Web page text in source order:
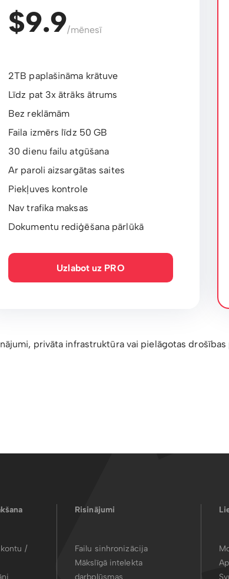
$9.9/mēnesī
2TB paplašināma krātuve
Līdz pat 3x ātrāks ātrums
Bez reklāmām
Faila izmērs līdz 50 GB
30 dienu failu atgūšana
Ar paroli aizsargātas saites
Piekļuves kontrole
Nav trafika maksas
Dokumentu rediģēšana pārlūkā
Uzlabot uz PRO
privāta infrastruktūra vai pielāgotas drošības
/
Risinājumi
Failu sinhronizācija
Mākslīgā intelekta